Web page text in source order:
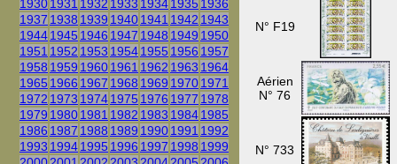
19301931 1932 1933 19341935 1936
1937 1938 1939 19401941 1942 1943
19441945 1946 1947 1948 1949 1950
1951 1952 1953 19541955 1956 1957
1958 1959 19601961 1962 1963 1964
1965 1966 1967 1968 1969 19701971
1972 1973 19741975 1976 1977 1978
1979 19801981 1982 1983 19841985
1986 1987 1988 1989 19901991 1992
1993 19941995 1996 1997 1998 1999
N° F19
Aérien
N° 76
N° 733